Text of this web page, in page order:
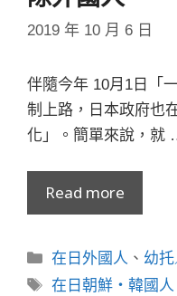
2019 年 10 月 6 日
伴隨今年 10月1日「
制上路，日本政府也
化」。簡單來說，就
Read more
分
類
在日外國人 、 幼
標
在日朝鮮・韓國